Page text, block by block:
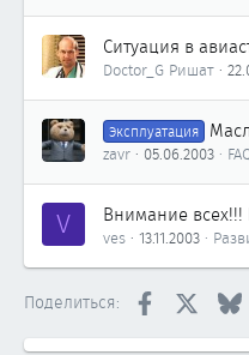
Ситуация в
Doctor_G Ришат
Эксплуатация
zavr 05.06.2003
V Внимание
ves 13.11.2003
Поделиться: Facebook